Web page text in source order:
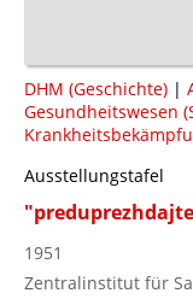
DHM (Geschichte) |
Gesundheitswesen
Ausstellungstafel
1951
Zentralinstitut für